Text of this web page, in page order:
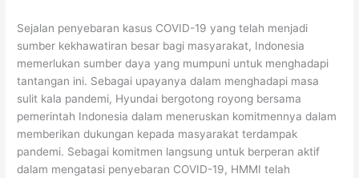
Sejalan penyebaran kasus COVID-19 yang telah menjadi
sumber kekhawatiran besar bagi masyarakat, Indonesia
memerlukan sumber daya yang mumpuni untuk menghadapi
tantangan ini. Sebagai upayanya dalam menghadapi masa
sulit kala pandemi, Hyundai bergotong royong bersama
pemerintah Indonesia dalam meneruskan komitmennya dalam
memberikan dukungan kepada masyarakat terdampak
pandemi. Sebagai komitmen langsung untuk berperan aktif
dalam mengatasi penyebaran COVID-19, HMMI telah